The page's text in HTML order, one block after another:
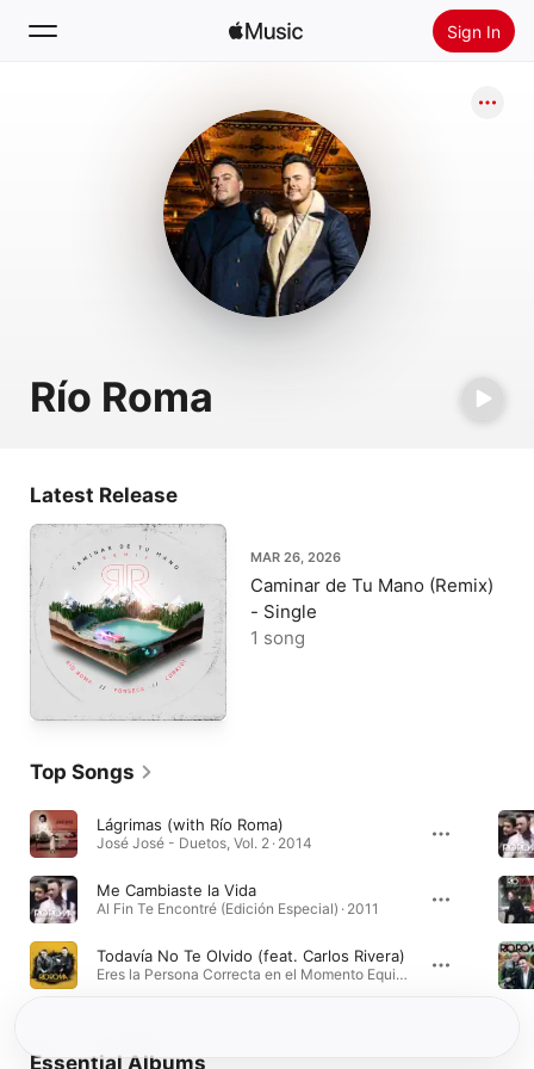
Sign In
Install Apple Music
Río Roma
Latest Release
MAR 26, 2026
Caminar de Tu Mano (Remix)
- Single
1 song
Top Songs
Lágrimas (with Río Roma)
José José - Duetos, Vol. 2 · 2014
Me Cambiaste la Vida
Al Fin Te Encontré (Edición Especial) · 2011
Todavía No Te Olvido (feat. Carlos Rivera)
Eres la Persona Correcta en el Momento Equivocado (Deluxe Edition) · 2017
Essential Albums